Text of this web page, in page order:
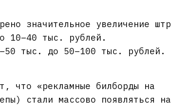
значительное увеличение
10–40 тыс. рублей.
тыс. до 50–100 тыс. рублей.
что «рекламные билборды на
стали массово появляться на